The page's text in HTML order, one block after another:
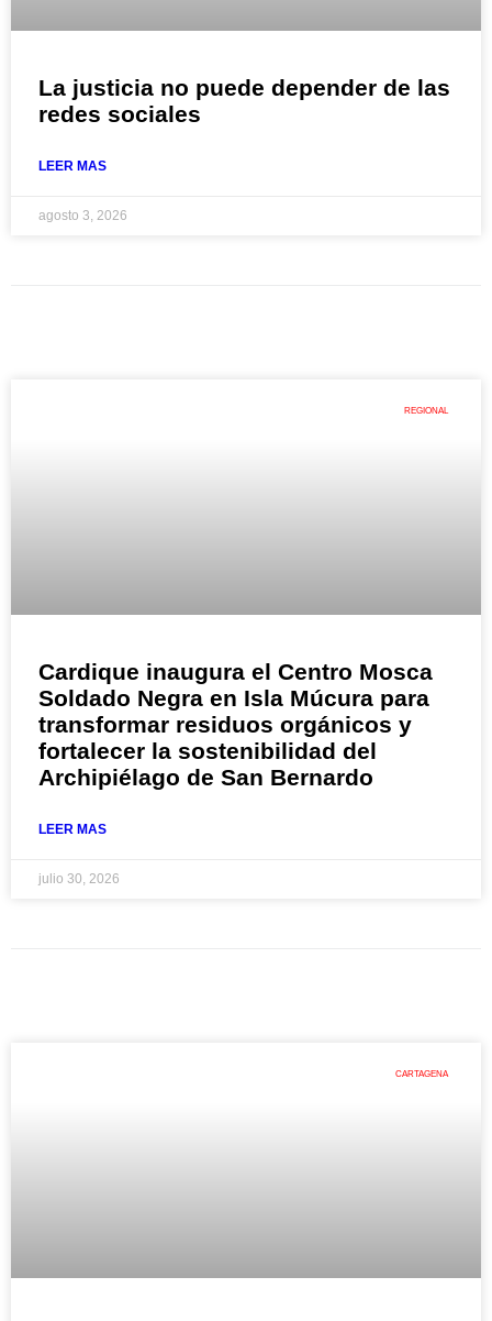
La justicia no puede depender de las
redes sociales
LEER MAS
agosto 3, 2026
REGIONAL
Cardique inaugura el Centro Mosca
Soldado Negra en Isla Múcura para
transformar residuos orgánicos y
fortalecer la sostenibilidad del
Archipiélago de San Bernardo
LEER MAS
julio 30, 2026
CARTAGENA